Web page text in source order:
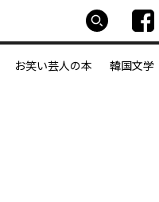
お笑い芸人の本 韓国文学